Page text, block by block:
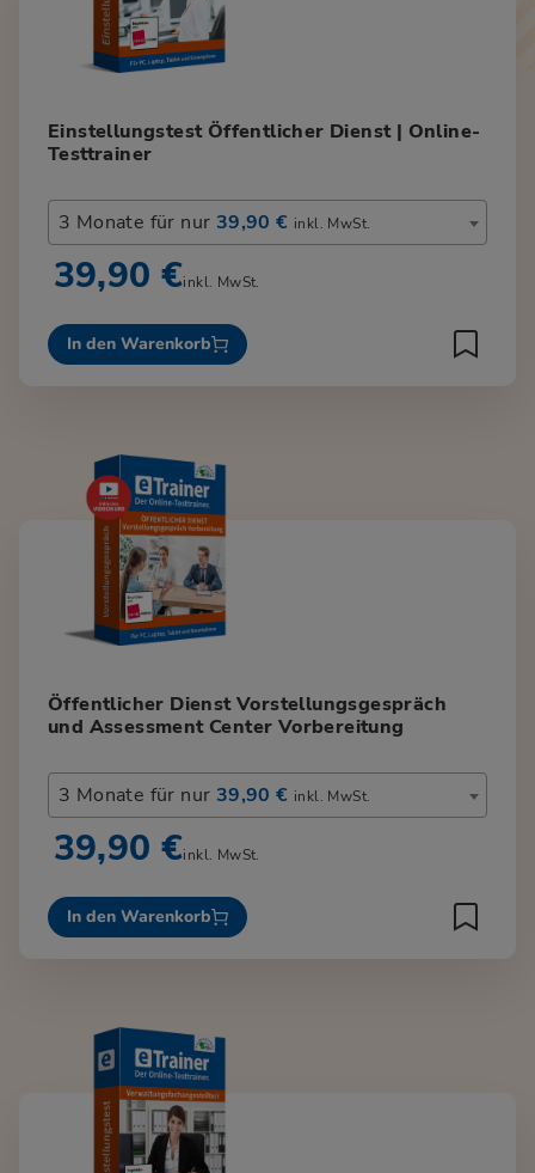
Einstellungstest Öffentlicher Dienst | Online-
Testtrainer
3 Monate für nur 39,90 € inkl. MwSt.
39,90 €inkl. MwSt.
In den Warenkorb
Öffentlicher Dienst Vorstellungsgespräch
und Assessment Center Vorbereitung
3 Monate für nur 39,90 € inkl. MwSt.
39,90 €inkl. MwSt.
In den Warenkorb